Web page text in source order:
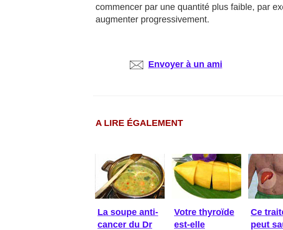
commencer par une quantité plus faible, par
augmenter progressivement.
Envoyer à un ami
A LIRE ÉGALEMENT
La soupe anti-
cancer du Dr
Votre thyroïde
est-elle
Ce
peut